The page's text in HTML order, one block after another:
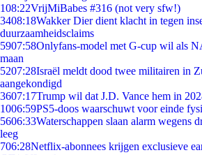
108:22VrijMiBabes #316 (not very sfw!)
3408:18Wakker Dier dient klacht in tegen
duurzaamheidsclaims
5907:58Onlyfans-model met G-cup wil als
maan
5207:28Israël meldt dood twee militairen in
aangekondigd
3607:17Trump wil dat J.D. Vance hem in
1006:59PS5-doos waarschuwt voor einde
5606:33Waterschappen slaan alarm wegens
leeg
706:28Netflix-abonnees krijgen exclusieve